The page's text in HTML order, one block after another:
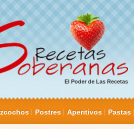
El Poder de Las Recetas
Postres Aperitivos Pastas